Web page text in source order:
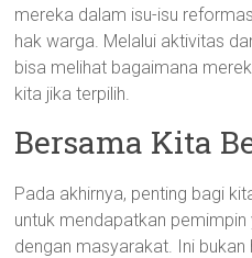
mereka dalam isu-isu
hak warga. Melalui aktivitas
bisa melihat bagaimana
kita jika terpilih.
Bersama Kita
Pada akhirnya, penting bagi
untuk mendapatkan
dengan masyarakat. Ini